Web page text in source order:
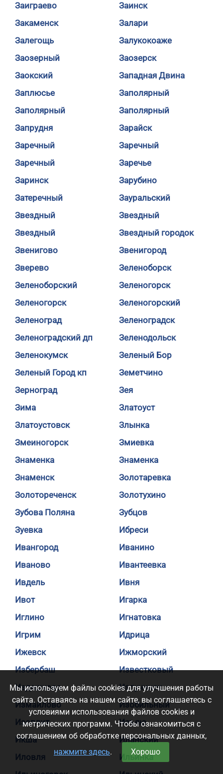
Заиграево
Заинск
Закаменск
Залари
Залегощь
Залукокоаже
Заозерный
Заозерск
Заокский
Западная Двина
Заплюсье
Заполярный
Заполярный
Заполярный
Запрудня
Зарайск
Заречный
Заречный
Заречный
Заречье
Заринск
Зарубино
Затеречный
Зауральский
Звездный
Звездный
Звездный
Звездный городок
Звенигово
Звенигород
Зверево
Зеленоборск
Зеленоборский
Зеленогорск
Зеленогорск
Зеленогорский
Зеленоград
Зеленоградск
Зеленоградский дп
Зеленодольск
Зеленокумск
Зеленый Бор
Зеленый Город кп
Земетчино
Зерноград
Зея
Зима
Златоуст
Златоустовск
Злынка
Змеиногорск
Змиевка
Знаменка
Знаменка
Знаменск
Золотаревка
Золотореченск
Золотухино
Зубова Поляна
Зубцов
Зуевка
Ибреси
Ивангород
Иванино
Иваново
Ивантеевка
Ивдель
Ивня
Ивот
Игарка
Иглино
Игнатовка
Игрим
Идрица
Ижевск
Ижморский
Избербаш
Известковый
Издешково
Излучинск
Измайлово
Изобильный
Изоплит
Изъяю
Икша
Иланский
Иловля
Ильинка
Мы используем файлы cookies для улучшения работы
сайта. Оставаясь на нашем сайте, вы соглашаетесь с
условиями использования файлов cookies и
метрических программ. Чтобы ознакомиться с
соглашением об обработке персональных данных,
нажмите здесь. Хорошо